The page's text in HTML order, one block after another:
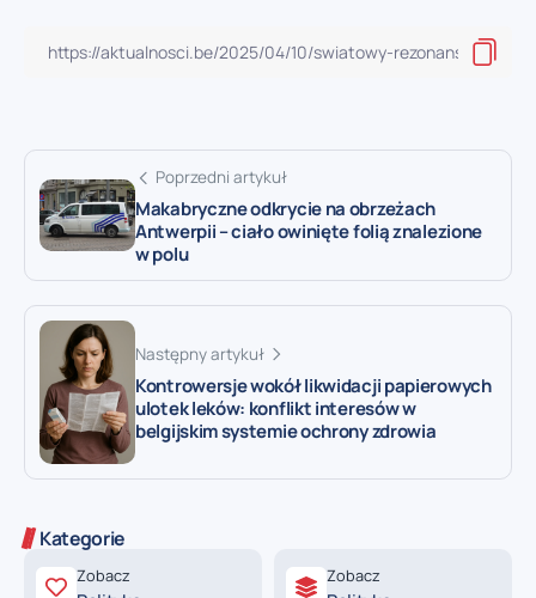
Poprzedni artykuł
Makabryczne odkrycie na obrzeżach
Antwerpii – ciało owinięte folią znalezione
w polu
Następny artykuł
Kontrowersje wokół likwidacji papierowych
ulotek leków: konflikt interesów w
belgijskim systemie ochrony zdrowia
Kategorie
Zobacz Zobacz